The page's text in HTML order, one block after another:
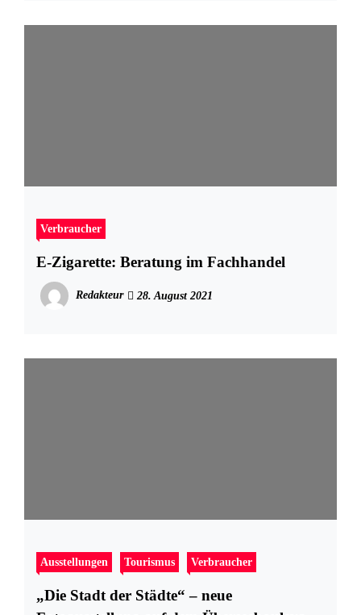
Verbraucher
E-Zigarette: Beratung im Fachhandel
Redakteur 28. August 2021
Ausstellungen Tourismus Verbraucher
„Die Stadt der Städte“ – neue